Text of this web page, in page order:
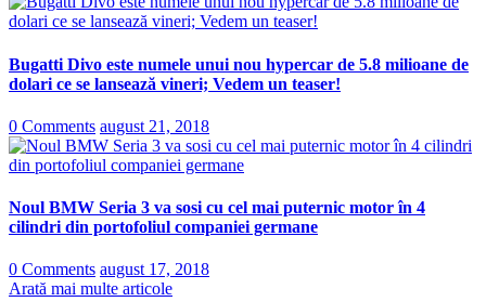
Bugatti Divo este numele unui nou hypercar de 5.8 milioane de
dolari ce se lansează vineri; Vedem un teaser!
0 Comments august 21, 2018
Noul BMW Seria 3 va sosi cu cel mai puternic motor în 4
cilindri din portofoliul companiei germane
0 Comments august 17, 2018
Arată mai multe articole